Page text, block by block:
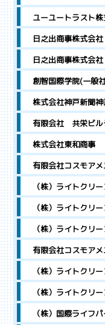
ユーユートラスト
日之出商事株式会社
日之出商事株式会社
創智国際学院(一般
株式会社神戸新聞
有限会社 共栄ビル
株式会社東和商事
有限会社コスモアメ
（株）ライトクリ
（株）ライトクリ
（株）ライトクリ
有限会社コスモアメ
（株）ライトクリ
（株）ライトクリ
（株）国際ライフ